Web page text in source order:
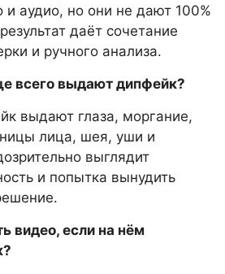
и аудио, но они не дают 100%
даёт сочетание
и ручного анализа.
всего выдают дипфейк?
выдают глаза, моргание,
лица, шея, уши и
выглядит
и попытка вынудить
видео, если на нём